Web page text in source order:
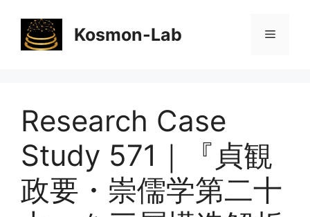
Kosmon-Lab メ
Research Case
Study 571｜『貞観
政要・崇儒学第二十